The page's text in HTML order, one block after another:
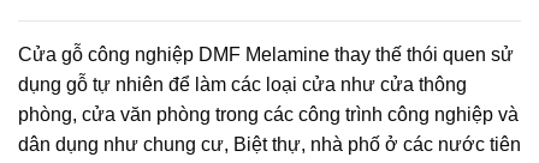
Cửa gỗ công nghiệp DMF Melamine thay thế thói quen sử
dụng gỗ tự nhiên để làm các loại cửa như cửa thông
phòng, cửa văn phòng trong các công trình công nghiệp và
dân dụng như chung cư, Biệt thự, nhà phố ở các nước tiên